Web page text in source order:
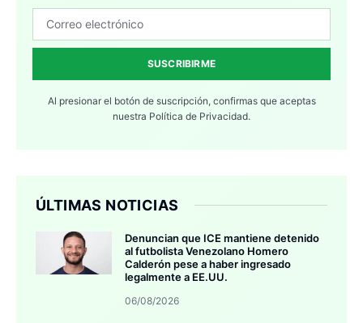
SUSCRIBIRME
Al presionar el botón de suscripción, confirmas que aceptas
nuestra Política de Privacidad.
ÚLTIMAS NOTICIAS
Denuncian que ICE mantiene detenido
al futbolista Venezolano Homero
Calderón pese a haber ingresado
legalmente a EE.UU.
06/08/2026